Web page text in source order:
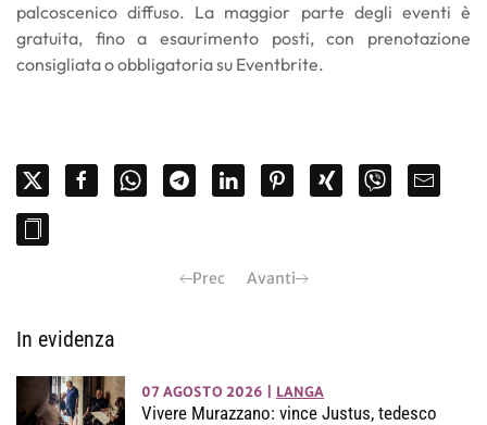
palcoscenico diffuso. La maggior parte degli eventi è
gratuita, fino a esaurimento posti, con prenotazione
consigliata o obbligatoria su Eventbrite.
Prec Avanti
In evidenza
07 AGOSTO 2026 LANGA
Vivere Murazzano: vince Justus, tedesco